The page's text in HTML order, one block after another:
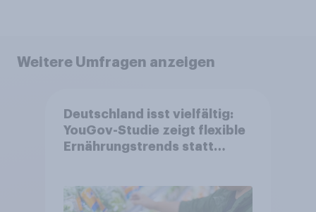
Weitere Umfragen anzeigen
Deutschland isst vielfältig:
YouGov-Studie zeigt flexible
Ernährungstrends statt